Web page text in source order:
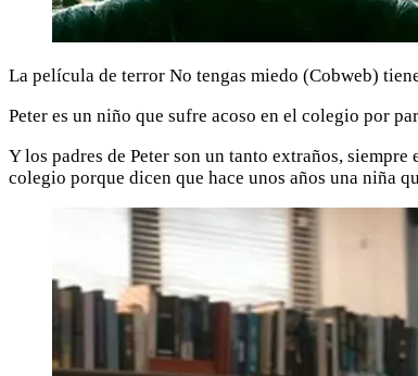
La película de terror No tengas miedo (Cobweb)
Peter es un niño que sufre acoso en el colegio por
Y los padres de Peter son un tanto extraños,
colegio porque dicen que hace unos años una niña